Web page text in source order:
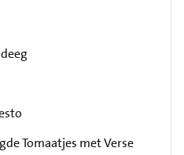
Tomaatjes met Verse